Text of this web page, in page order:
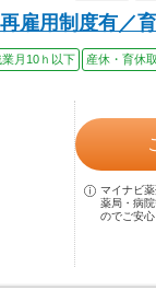
雇用制度有／
業月10ｈ以下 産休・育休
マイナビ
薬局・病
のでご安心